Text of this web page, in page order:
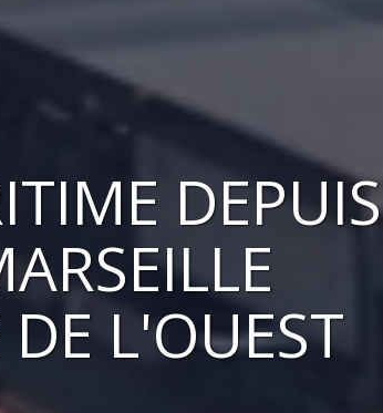
DEPUIS
L'OUEST